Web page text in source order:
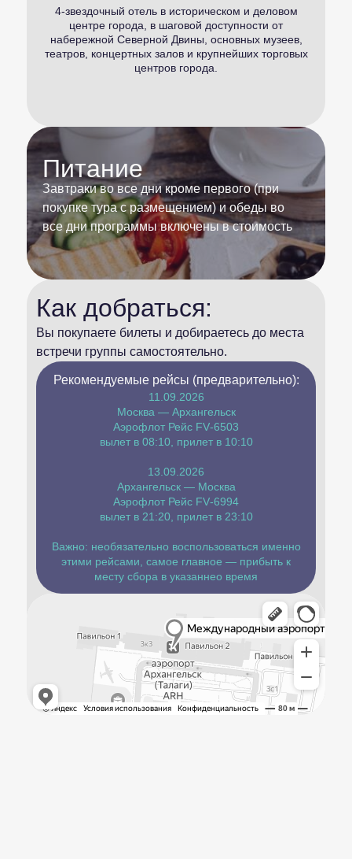
4-звездочный отель в историческом и деловом
центре города, в шаговой доступности от
набережной Северной Двины, основных музеев,
театров, концертных залов и крупнейших торговых
центров города.
Завтраки во все дни кроме первого (при
покупке тура с размещением) и обеды во
все дни программы включены в стоимость
Питание
Как добраться:
Вы покупаете билеты и добираетесь до места
встречи группы самостоятельно.
Рекомендуемые рейсы (предварительно):
11.09.2026
Москва — Архангельск
Аэрофлот Рейс FV‑6503
вылет в 08:10, прилет в 10:10
13.09.2026
Архангельск — Москва
Аэрофлот Рейс FV‑6994
вылет в 21:20, прилет в 23:10
Важно: необязательно воспользоваться именно
этими рейсами, самое главное — прибыть к
месту сбора в указаннео время